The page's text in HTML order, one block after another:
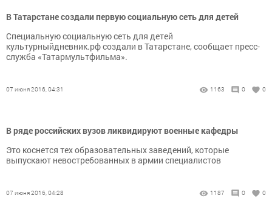
В Татарстане создали первую социальную сеть для детей
Специальную социальную сеть для детей
культурныйдневник.рф создали в Татарстане, сообщает пресс-
служба «Татармультфильма».
07 июня 2016, 04:31 1163 0 0
В ряде российских вузов ликвидируют военные кафедры
Это коснется тех образовательных заведений, которые
выпускают невостребованных в армии специалистов
07 июня 2016, 04:28 1187 0 0